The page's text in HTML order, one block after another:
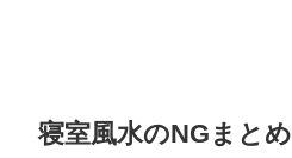
寝室風水のNGまとめ